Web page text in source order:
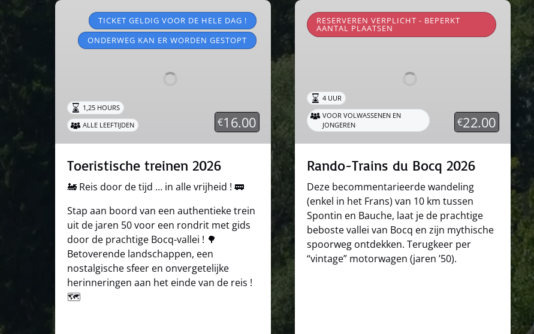
Toeristische
TICKET GELDIG VOOR DE HELE DAG !
ONDERWEG KAN ER WORDEN GESTOPT
€16.00
1,25 HOURS
ALLE LEEFTIJDEN
Toeristische treinen 2026
🚂 Reis door de tijd … in alle vrijheid ! 🚃
Stap aan boord van een authentieke trein
uit de jaren 50 voor een rondrit met gids
door de prachtige Bocq-vallei ! 🌳
Betoverende landschappen, een
nostalgische sfeer en onvergetelijke
herinneringen aan het einde van de reis !
🗺️
Rando-
TrainsRESERVEREN VERPLICHT - BEPERKT
AANTAL PLAATSEN
€22.00
4 UUR
VOOR VOLWASSENEN EN
JONGEREN
Rando-Trains du Bocq 2026
Deze becommentarieerde wandeling
(enkel in het Frans) van 10 km tussen
Spontin en Bauche, laat je de prachtige
beboste vallei van Bocq en zijn mythische
spoorweg ontdekken. Terugkeer per
“vintage” motorwagen (jaren ’50).